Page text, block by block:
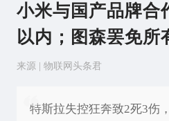
小米与国产品牌合
以内；图森罢免所
来源 | 物联网头条君
特斯拉失控狂奔致2死3伤